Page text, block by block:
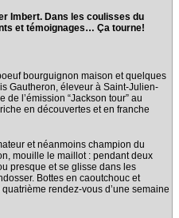
Imbert. Dans les coulisses du
et témoignages… Ça tourne!
bourguignon maison et quelques
Gautheron, éleveur à Saint-Julien-
de l’émission “Jackson tour” au
en découvertes et en franche
et néanmoins champion du
mouille le maillot : pendant deux
presque et se glisse dans les
Bottes en caoutchouc et
rendez-vous d’une semaine